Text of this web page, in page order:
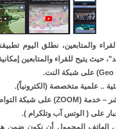
حيث يتيح للقراء والمتابعين
الهاتف المحمول أن نكون ضمن